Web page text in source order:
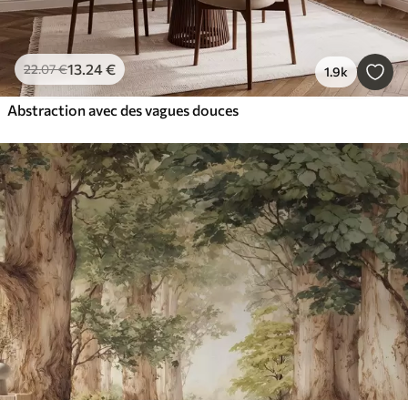
22.07€13.24€ 1.9k
Abstraction avec des vagues douces